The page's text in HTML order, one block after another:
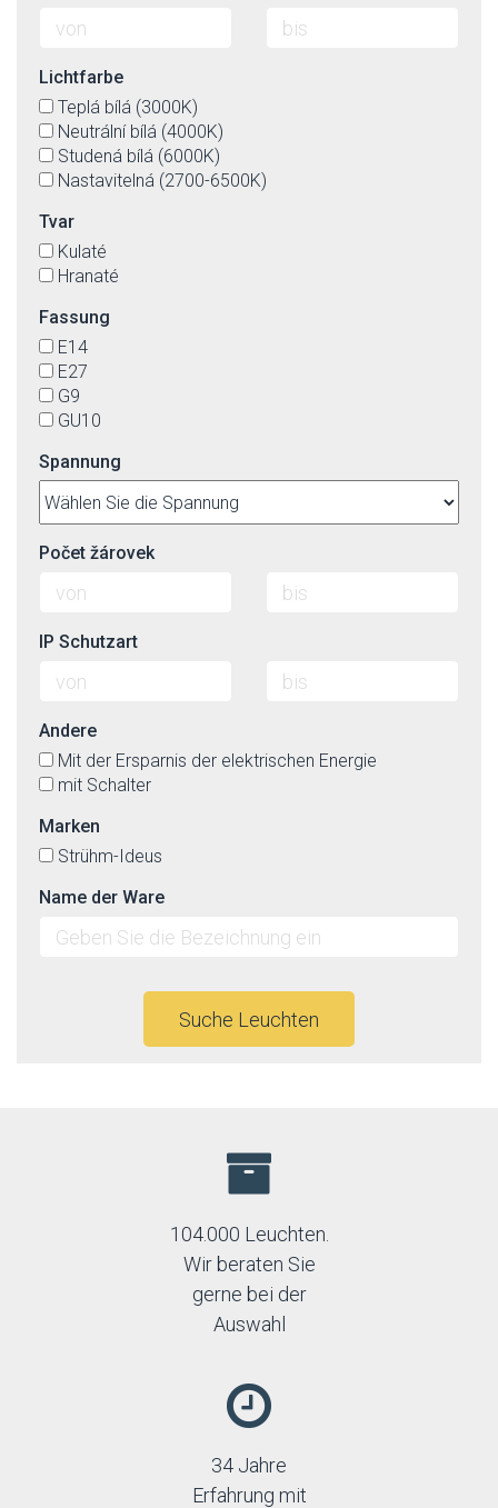
Lichtfarbe
Teplá bílá (3000K)
Neutrální bílá (4000K)
Studená bílá (6000K)
Nastavitelná (2700-6500K)
Tvar
Kulaté
Hranaté
Fassung
E14
E27
G9
GU10
Spannung
Počet žárovek
IP Schutzart
Andere
Mit der Ersparnis der elektrischen Energie
mit Schalter
Marken
Strühm-Ideus
Name der Ware
Suche Leuchten
104.000 Leuchten.
Wir beraten Sie
gerne bei der
Auswahl
34 Jahre
Erfahrung mit